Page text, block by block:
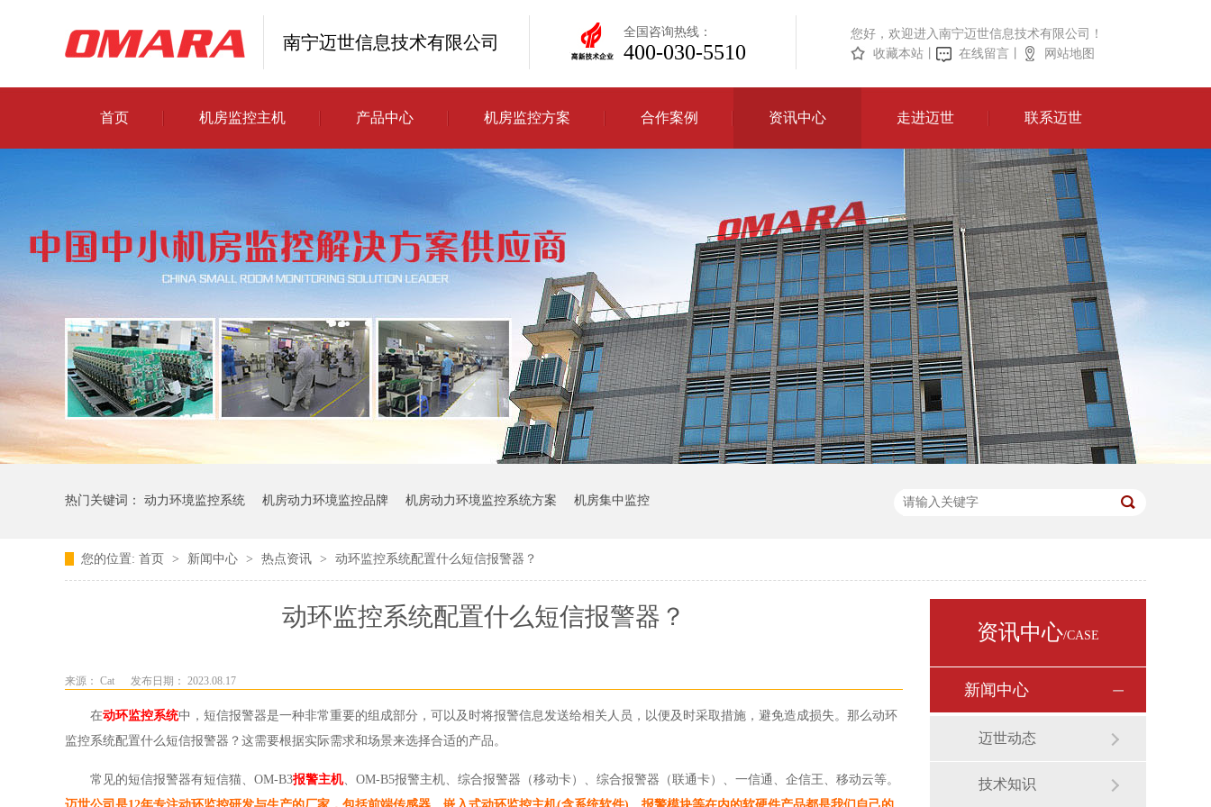
南宁迈世信息技术有限公司
全国咨询热线：
400-030-5510
您好，欢迎进入南宁迈世信息技术有限公司！
收藏本站
在线留言 网站地图
首页 机房监控主机 产品中心 机房监控方案 合作案例 资讯中心 走进迈世 联系迈世
热门关键词： 动力环境监控系统 机房动力环境监控品牌 机房动力环境监控系统方案 机房集中监控
您的位置: 首页 > 新闻中心 > 热点资讯 > 动环监控系统配置什么短信报警器？
动环监控系统配置什么短信报警器？
来源： Cat 发布日期： 2023.08.17
在动环监控系统中，短信报警器是一种非常重要的组成部分，可以及时将报警信息发送给相关人员，以便及时采取措施，避免造成损失。那么动环
监控系统配置什么短信报警器？这需要根据实际需求和场景来选择合适的产品。
常见的短信报警器有短信猫、OM-B3报警主机、OM-B5报警主机、综合报警器（移动卡）、综合报警器（联通卡）、一信通、企信王、移动云等。
资讯中心/CASE
新闻中心
迈世动态
技术知识